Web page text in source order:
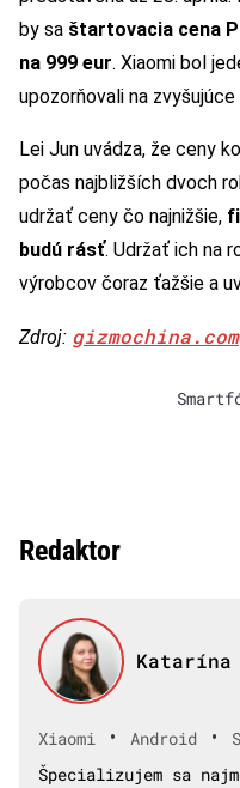
by sa štartovacia cena
na 999 eur. Xiaomi bol
upozorňovali na
Lei Jun uvádza, že ceny
počas najbližších dvoch
udržať ceny čo najnižšie,
budú rásť. Udržať ich na
výrobcov čoraz ťažšie a
Zdroj: gizmochina.com
Redaktor
Katarína
Xiaomi • Android •
Špecializujem sa